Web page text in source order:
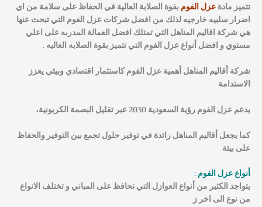
تتميز مادةعزل الفومبقوة الصلابة العالية في الحفاظ على سلامة من اي
اضرار سلبيه خارجيه لذلك من افضل شركات عزل الفوم التي تبحث عنها
هي شركة اقاليم المناهل التي تمتلك افضل العمالة المدربه على اعلي
مستوي و افضل أنواع عزل الفوم التي تتميز بقوة الصلابه العاليه .
شركة أقاليم المناهلأهمية عزل الفوم كاستثمار اقتصادي وبيئي يعزز
الاستدامة
يدعم عزل الفوم رؤية السعودية 2030 عبر تقليل البصمة الكربونية،
كما يجعلأقاليم المناهلرائدة في توفير حلول تجمع بين التوفير والحفاظ
على بيئة
أنواع عزل الفوم :
يتواجد الكثير من أنواع العوازل التي تحافظ على المباني و تختلف الانواع
من نوع الى اخر ز